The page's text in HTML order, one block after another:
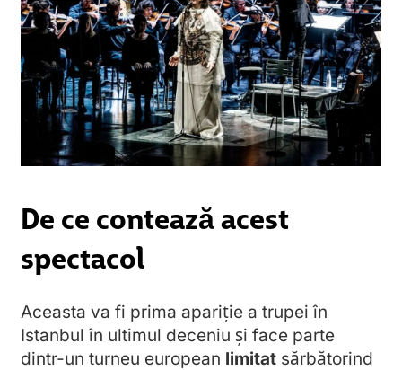
De ce contează acest
spectacol
Aceasta va fi prima apariție a trupei în
Istanbul în ultimul deceniu și face parte
dintr-un turneu european limitat sărbătorind